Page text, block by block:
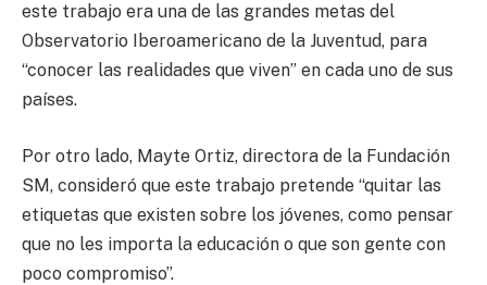
este trabajo era una de las grandes metas del
Observatorio Iberoamericano de la Juventud, para
“conocer las realidades que viven” en cada uno de sus
países.
Por otro lado, Mayte Ortiz, directora de la Fundación
SM, consideró que este trabajo pretende “quitar las
etiquetas que existen sobre los jóvenes, como pensar
que no les importa la educación o que son gente con
poco compromiso”.